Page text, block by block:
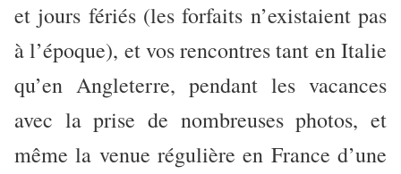
et jours fériés (les forfaits n’existaient pas
à l’époque), et vos rencontres tant en Italie
qu’en Angleterre, pendant les vacances
avec la prise de nombreuses photos, et
même la venue régulière en France d’une